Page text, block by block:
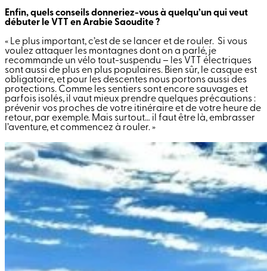
Enfin, quels conseils donneriez-vous à quelqu’un qui veut
débuter le VTT en Arabie Saoudite ?
« Le plus important, c’est de se lancer et de rouler. Si vous
voulez attaquer les montagnes dont on a parlé, je
recommande un vélo tout-suspendu – les VTT électriques
sont aussi de plus en plus populaires. Bien sûr, le casque est
obligatoire, et pour les descentes nous portons aussi des
protections. Comme les sentiers sont encore sauvages et
parfois isolés, il vaut mieux prendre quelques précautions :
prévenir vos proches de votre itinéraire et de votre heure de
retour, par exemple. Mais surtout… il faut être là, embrasser
l’aventure, et commencez à rouler. »